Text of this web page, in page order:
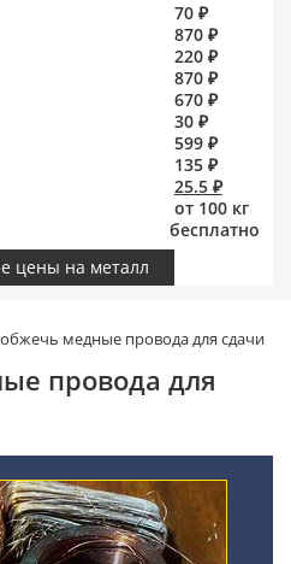
70 ₽
870 ₽
220 ₽
870 ₽
670 ₽
30 ₽
599 ₽
135 ₽
25.5 ₽
от 100 кг
бесплатно
цены на металл
медные провода для сдачи
провода для